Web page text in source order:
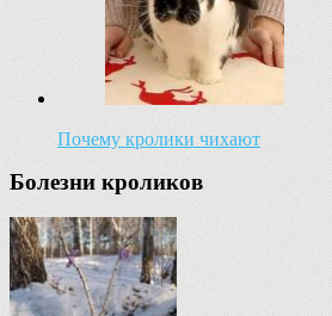
Почему кролики чихают
Болезни кроликов